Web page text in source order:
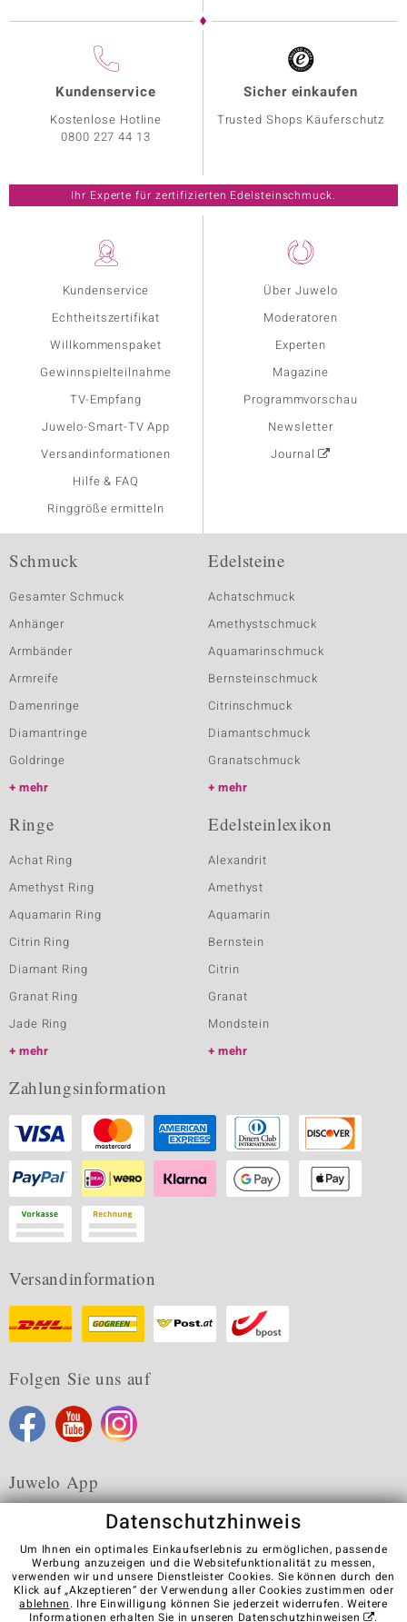
Kundenservice
Echtheitszertifikat
Willkommenspaket
Gewinnspielteilnahme
TV-Empfang
Juwelo-Smart-TV App
Versandinformationen
Hilfe & FAQ
Ringgröße ermitteln
Über Juwelo
Moderatoren
Experten
Magazine
Programmvorschau
Newsletter
Journal
Kundenservice
Kostenlose Hotline
0800 227 44 13
Sicher einkaufen
Trusted Shops Käuferschutz
Ihr Experte für zertifizierten Edelsteinschmuck.
Schmuck
Gesamter Schmuck
Anhänger
Armbänder
Armreife
Damenringe
Diamantringe
Goldringe
mehr
Edelsteine
Achatschmuck
Amethystschmuck
Aquamarinschmuck
Bernsteinschmuck
Citrinschmuck
Diamantschmuck
Granatschmuck
mehr
Ringe
Achat Ring
Amethyst Ring
Aquamarin Ring
Citrin Ring
Diamant Ring
Granat Ring
Jade Ring
mehr
Edelsteinlexikon
Alexandrit
Amethyst
Aquamarin
Bernstein
Citrin
Granat
Mondstein
mehr
Zahlungsinformation
Versandinformation
Folgen Sie uns auf
Juwelo App
Karriere AGB Datenschutz Cookies
Impressum
Kontakt
Vertrag widerrufen
Datenschutzhinweis
Um Ihnen ein optimales Einkaufserlebnis zu ermöglichen, passende
Werbung anzuzeigen und die Websitefunktionalität zu messen,
verwenden wir und unsere Dienstleister Cookies. Sie können durch den
Klick auf „Akzeptieren“ der Verwendung aller Cookies zustimmen oder
ablehnen. Ihre Einwilligung können Sie jederzeit widerrufen. Weitere
Informationen erhalten Sie in unseren Datenschutzhinweisen .